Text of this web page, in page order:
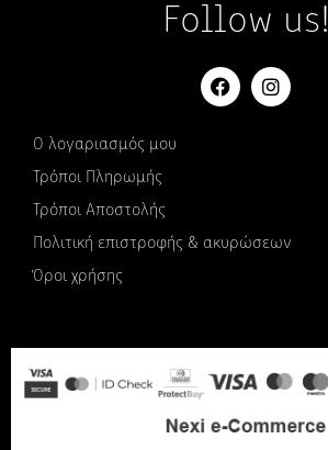
Follow us!
Ο λογαριασμός μου
Τρόποι Πληρωμής
Τρόποι Αποστολής
Πολιτική επιστροφής & ακυρώσεων
Όροι χρήσης